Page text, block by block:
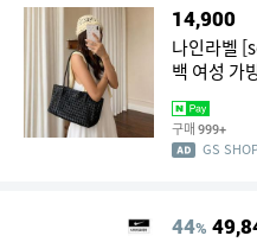
14,900
나인라벨
백 여성 가
구매 999+
GS
44%